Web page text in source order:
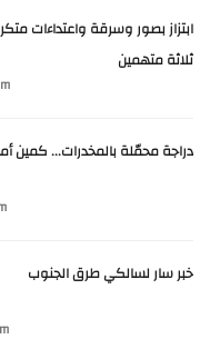
ابتزاز بصور وسرقة واعتداءات
ثلاثة متهمين
دراجة محمّلة بالمخدرات... كمين
خبر سار لسالكي طرق الجنوب